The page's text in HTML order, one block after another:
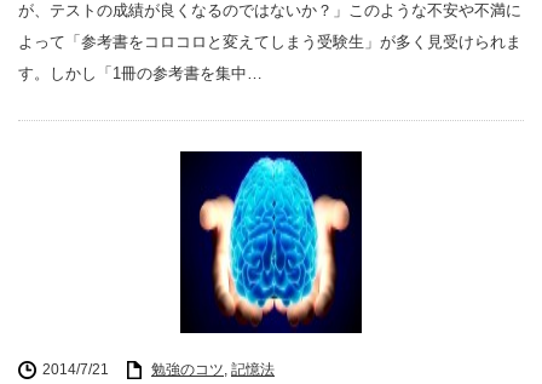
が、テストの成績が良くなるのではないか？」このような不安や不満に
よって「参考書をコロコロと変えてしまう受験生」が多く見受けられま
す。しかし「1冊の参考書を集中…
2014/7/21 勉強のコツ, 記憶法